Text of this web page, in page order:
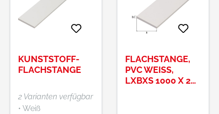
KUNSTSTOFF-
FLACHSTANGE
2 Varianten verfügbar
• Weiß
FLACHSTANGE,
PVC WEISS, L
XBXS 1000 X 20 X